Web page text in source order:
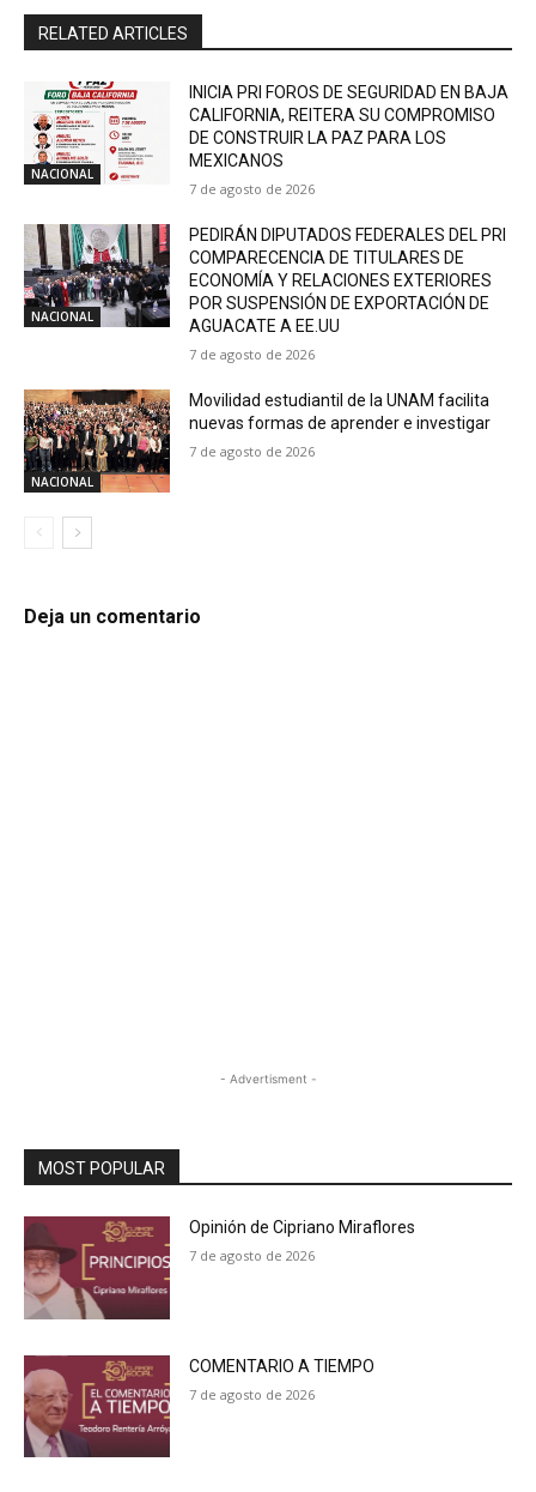
RELATED ARTICLES
NACIONAL
INICIA PRI FOROS DE SEGURIDAD EN BAJA
CALIFORNIA, REITERA SU COMPROMISO
DE CONSTRUIR LA PAZ PARA LOS
MEXICANOS
7 de agosto de 2026
NACIONAL
PEDIRÁN DIPUTADOS FEDERALES DEL PRI
COMPARECENCIA DE TITULARES DE
ECONOMÍA Y RELACIONES EXTERIORES
POR SUSPENSIÓN DE EXPORTACIÓN DE
AGUACATE A EE.UU
7 de agosto de 2026
NACIONAL
Movilidad estudiantil de la UNAM facilita
nuevas formas de aprender e investigar
7 de agosto de 2026
Deja un comentario
- Advertisment -
MOST POPULAR
Opinión de Cipriano Miraflores
7 de agosto de 2026
COMENTARIO A TIEMPO
7 de agosto de 2026